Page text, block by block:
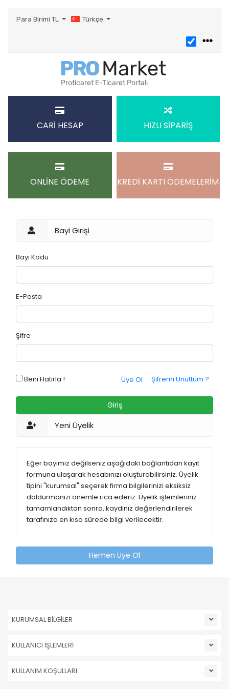
Para Birimi TL Türkçe
CARİ HESAP HIZLI SİPARİŞ
ONLİNE ÖDEME KREDİ KARTI ÖDEMELERİM
Bayi Girişi
Bayi Kodu
E-Posta
Şifre
Beni Hatırla ! Şifremi Unuttum ?
Üye Ol
Giriş
Yeni Üyelik
Eğer bayimiz değilseniz aşağıdaki bağlantıdan kayıt
formuna ulaşarak hesabınızı oluşturabilirsiniz. Üyelik
tipini "kurumsal" seçerek firma bilgilerinizi eksiksiz
doldurmanızı önemle rica ederiz. Üyelik işlemleriniz
tamamlandıktan sonra, kaydınız değerlendirilerek
tarafınıza en kısa sürede bilgi verilecektir.
Hemen Üye Ol
KURUMSAL BİLGİLER
KULLANICI İŞLEMLERİ
KULLANIM KOŞULLARI